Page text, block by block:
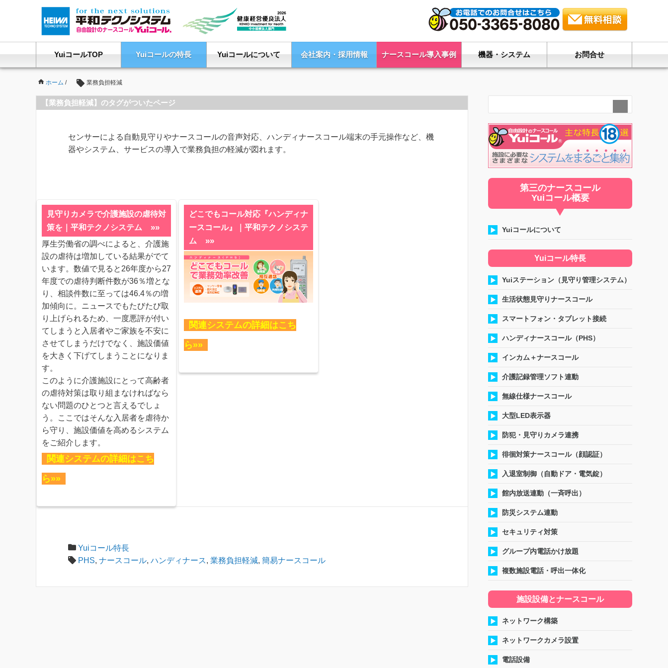
YuiコールTOP Yuiコールの特長 Yuiコールについて 会社案内・採用情報 ナースコール導入事例 機器・システム お問合せ
ホーム / 業務負担軽減
【業務負担軽減】のタグがついたページ
センサーによる自動見守りやナースコールの音声対応、ハンディナースコール端末の手元操作など、機
器やシステム、サービスの導入で業務負担の軽減が図れます。
見守りカメラで介護施設の虐待対
策を｜平和テクノシステム
»»
厚生労働省の調べによると、介護施
設の虐待は増加している結果がでて
います。数値で見ると26年度から27
年度での虐待判断件数が36％増とな
り、相談件数に至っては46.4％の増
加傾向に。ニュースでもたびたび取
り上げられるため、一度悪評が付い
てしまうと入居者やご家族を不安に
させてしまうだけでなく、施設価値
を大きく下げてしまうことになりま
す。
このように介護施設にとって高齢者
の虐待対策は取り組まなければなら
ない問題のひとつと言えるでしょ
う。ここではそんな入居者を虐待か
ら守り、施設価値を高めるシステム
をご紹介します。
関連システムの詳細はこち
ら»»
どこでもコール対応『ハンディナ
ースコール』｜平和テクノシステ
ム
»»
関連システムの詳細はこち
ら»»
Yuiコール特長
PHS, ナースコール, ハンディナース, 業務負担軽減, 簡易ナースコール
第三のナースコール
Yuiコール概要
Yuiコールについて
Yuiコール特長
Yuiステーション（見守り管理システム）
生活状態見守りナースコール
スマートフォン・タブレット接続
ハンディナースコール（PHS）
インカム＋ナースコール
介護記録管理ソフト連動
無線仕様ナースコール
大型LED表示器
防犯・見守りカメラ連携
徘徊対策ナースコール（顔認証）
入退室制御（自動ドア・電気錠）
館内放送連動（一斉呼出）
防災システム連動
セキュリティ対策
グループ内電話かけ放題
複数施設電話・呼出一体化
施設設備とナースコール
ネットワーク構築
ネットワークカメラ設置
電話設備